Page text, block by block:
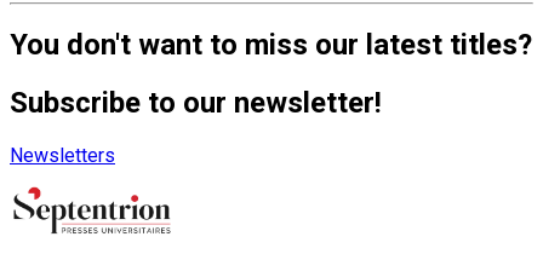
You don't want to miss our latest titles?
Subscribe to our newsletter!
Newsletters